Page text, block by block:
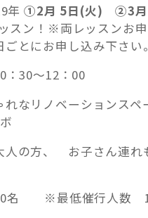
年①2月 5日(火) ②3月
スン！※両レッスンお
とにお申し込み下さい。
30～12：00
なリノベーションス
の方、 お子さん連れ
名 ※最低催行人数